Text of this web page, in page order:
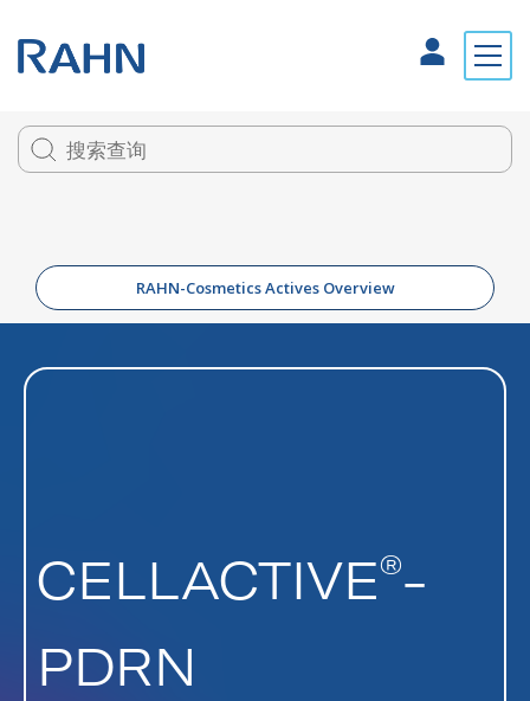
RAHN-Cosmetics Actives Overview
CELLACTIVE®-
PDRN